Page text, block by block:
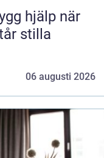
stilla
06 augusti 2026